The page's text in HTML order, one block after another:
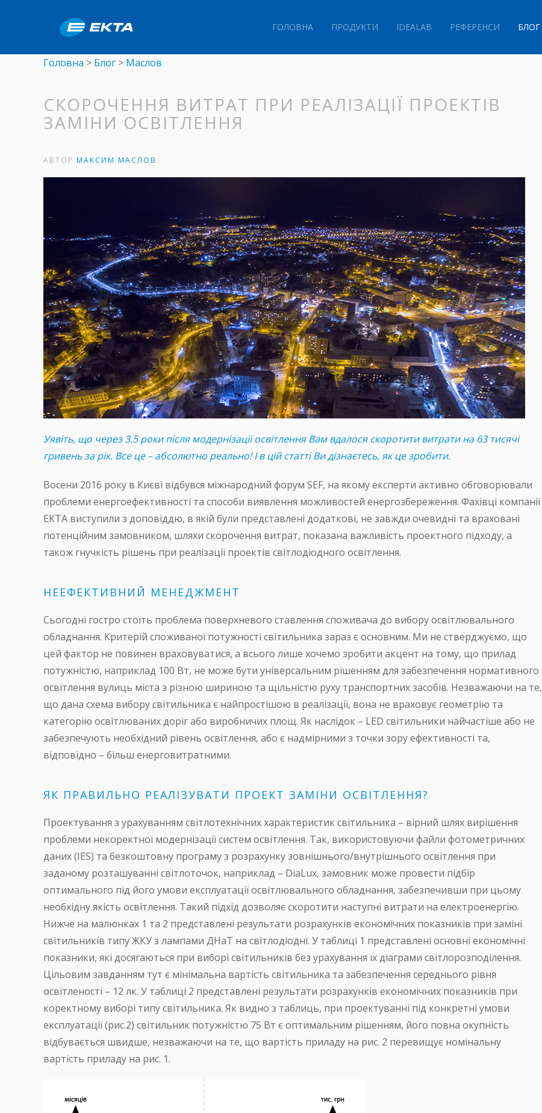
ГОЛОВНА ПРОДУКТИ IDEALAB РЕФЕРЕНСИ БЛОГ
Головна > Блог > Маслов
СКОРОЧЕННЯ ВИТРАТ ПРИ РЕАЛІЗАЦІЇ ПРОЕКТІВ
ЗАМІНИ ОСВІТЛЕННЯ
АВТОР МАКСИМ МАСЛОВ .
Уявіть, що через 3.5 роки після модернізації освітлення Вам вдалося скоротити витрати на 63 тисячі
гривень за рік. Все це – абсолютно реально! І в цій статті Ви дізнаєтесь, як це зробити.
Восени 2016 року в Києві відбувся міжнародний форум SEF, на якому експерти активно обговорювали
проблеми енергоефективності та способи виявлення можливостей енергозбереження. Фахівці компанії
ЕКТА виступили з доповіддю, в якій були представлені додаткові, не завжди очевидні та враховані
потенційним замовником, шляхи скорочення витрат, показана важливість проектного підходу, а
також гнучкість рішень при реалізації проектів світлодіодного освітлення.
НЕЕФЕКТИВНИЙ МЕНЕДЖМЕНТ
Сьогодні гостро стоїть проблема поверхневого ставлення споживача до вибору освітлювального
обладнання. Критерій споживаної потужності світильника зараз є основним. Ми не стверджуємо, що
цей фактор не повинен враховуватися, а всього лише хочемо зробити акцент на тому, що прилад
потужністю, наприклад 100 Вт, не може бути універсальним рішенням для забезпечення нормативного
освітлення вулиць міста з різною шириною та щільністю руху транспортних засобів. Незважаючи на те,
що дана схема вибору світильника є найпростішою в реалізації, вона не враховує геометрію та
категорію освітлюваних доріг або виробничих площ. Як наслідок – LED світильники найчастіше або не
забезпечують необхідний рівень освітлення, або є надмірними з точки зору ефективності та,
відповідно – більш енерговитратними.
ЯК ПРАВИЛЬНО РЕАЛІЗУВАТИ ПРОЕКТ ЗАМІНИ ОСВІТЛЕННЯ?
Проектування з урахуванням світлотехнічних характеристик світильника – вірний шлях вирішення
проблеми некоректної модернізації систем освітлення. Так, використовуючи файли фотометричних
даних (IES) та безкоштовну програму з розрахунку зовнішнього/внутрішнього освітлення при
заданому розташуванні світлоточок, наприклад – DiaLux, замовник може провести підбір
оптимального під його умови експлуатації освітлювального обладнання, забезпечивши при цьому
необхідну якість освітлення. Такий підхід дозволяє скоротити наступні витрати на електроенергію.
Нижче на малюнках 1 та 2 представлені результати розрахунків економічних показників при заміні
світильників типу ЖКУ з лампами ДНаТ на світлодіодні. У таблиці 1 представлені основні економічні
показники, які досягаються при виборі світильників без урахування їх діаграми світлорозподілення.
Цільовим завданням тут є мінімальна вартість світильника та забезпечення середнього рівня
освітленості – 12 лк. У таблиці 2 представлені результати розрахунків економічних показників при
коректному виборі типу світильника. Як видно з таблиць, при проектуванні під конкретні умови
експлуатації (рис.2) світильник потужністю 75 Вт є оптимальним рішенням, його повна окупність
відбувається швидше, незважаючи на те, що вартість приладу на рис. 2 перевищує номінальну
вартість приладу на рис. 1.